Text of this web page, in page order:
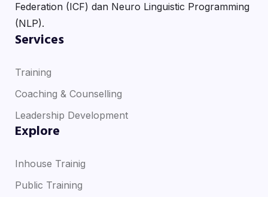
Federation (ICF) dan Neuro Linguistic Programming
(NLP).
Services
Training
Coaching & Counselling
Leadership Development
Explore
Inhouse Trainig
Public Training